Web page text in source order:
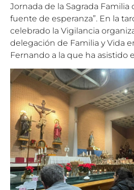
Jornada de la Sagrada Familia
fuente de esperanza”. En la
celebrado la Vigilancia
delegación de Familia y Vida
Fernando a la que ha asistido